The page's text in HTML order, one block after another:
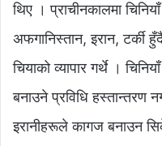
थिए । प्राचीनकालमा
अफगानिस्तान, इरान, टर्की
चियाको व्यापार गर्थे ।
बनाउने प्रविधि हस्तान्तरण
इरानीहरूले कागज बनाउन